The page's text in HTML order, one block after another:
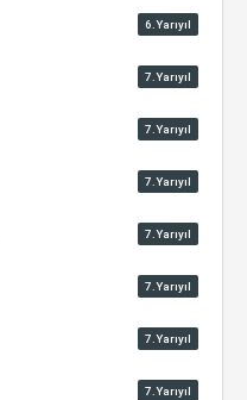
6.Yarıyıl
7.Yarıyıl
7.Yarıyıl
7.Yarıyıl
7.Yarıyıl
7.Yarıyıl
7.Yarıyıl
7.Yarıyıl